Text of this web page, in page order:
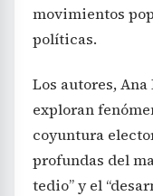
movimientos
políticas.
Los autores,
exploran
coyuntura
profundas del
tedio” y el